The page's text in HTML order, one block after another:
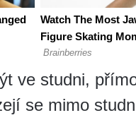
ve studni,
se mimo